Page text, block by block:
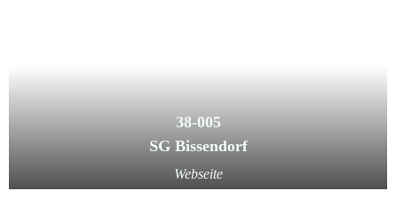
38-005
SG Bissendorf
Webseite